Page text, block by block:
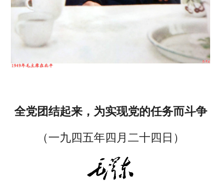
全党团结起来，为实现党的任务而斗争
（一九四五年四月二十四日）